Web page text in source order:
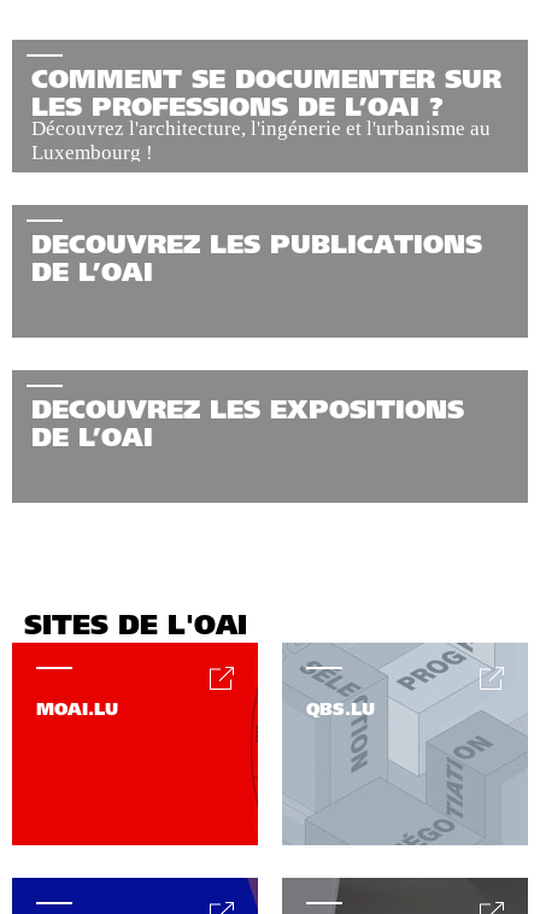
COMMENT SE DOCUMENTER SUR
LES PROFESSIONS DE L’OAI ?
Découvrez l'architecture, l'ingénerie et l'urbanisme au
Luxembourg !
DECOUVREZ LES PUBLICATIONS
DE L’OAI
DECOUVREZ LES EXPOSITIONS
DE L’OAI
SITES DE L'OAI
MOAI.LU QBS.LU